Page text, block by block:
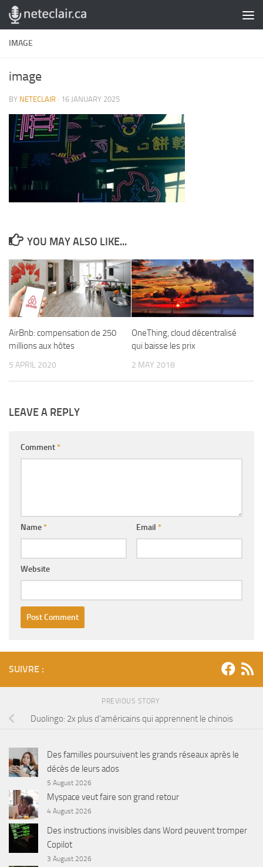
Skip to content
IMAGE
image
BY NETECLAIR · 16 JANUARY 2025
YOU MAY ALSO LIKE...
AirBnb: compensation de 250
millions aux hôtes
5 APRIL 2020
OneThing, cloud décentralisé
qui baisse les prix
2 MAY 2018
LEAVE A REPLY
Comment*
Name* Email *
Website
SUIVRE :
PREVIOUS STORY
Duolingo: 2x plus d’américains qui apprennent le chinois
Des familles poursuivent les grands réseaux après le
décès de leurs ados
5 August 2026
Myspace veut faire son grand retour
4 August 2026
Des instructions invisibles dans Word peuvent tromper
Copilot
3 August 2026